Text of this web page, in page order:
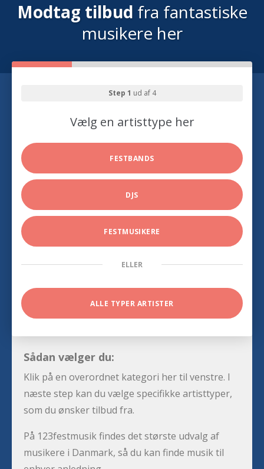
Modtag tilbud fra fantastiske
musikere her
Step 1 ud af 4
Vælg en artisttype her
FESTBANDS
DJS
FESTMUSIKERE
ELLER
ALLE TYPER ARTISTER
Sådan vælger du:
Klik på en overordnet kategori her til venstre. I
næste step kan du vælge specifikke artisttyper,
som du ønsker tilbud fra.
På 123festmusik findes det største udvalg af
musikere i Danmark, så du kan finde musik til